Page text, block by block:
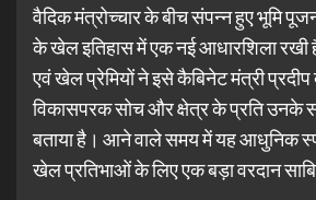
वैदिक मंत्रोच्चार के बीच संपन्न हुए भूमि
के खेल इतिहास में एक नई आधारशिला रखी
एवं खेल प्रेमियों ने इसे कैबिनेट मंत्री प्रदीप
विकासपरक सोच और क्षेत्र के प्रति उनके
बताया है। आने वाले समय में यह आधुनिक
खेल प्रतिभाओं के लिए एक बड़ा वरदान